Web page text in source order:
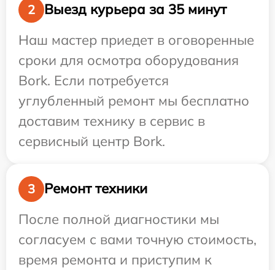
2
Выезд курьера за 35 минут
Наш мастер приедет в оговоренные
сроки для осмотра оборудования
Bork. Если потребуется
углубленный ремонт мы бесплатно
доставим технику в сервис в
сервисный центр Bork.
3
Ремонт техники
После полной диагностики мы
согласуем с вами точную стоимость,
время ремонта и приступим к